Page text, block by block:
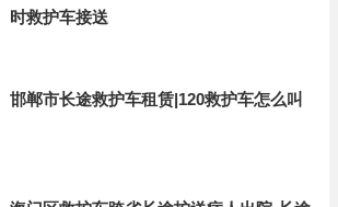
时救护车接送
邯郸市长途救护车租赁|120救护车怎么叫